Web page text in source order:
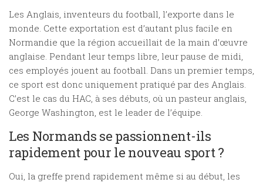
Les Anglais, inventeurs du football, l’exporte dans le
monde. Cette exportation est d’autant plus facile en
Normandie que la région accueillait de la main d’œuvre
anglaise. Pendant leur temps libre, leur pause de midi,
ces employés jouent au football. Dans un premier temps,
ce sport est donc uniquement pratiqué par des Anglais.
C’est le cas du HAC, à ses débuts, où un pasteur anglais,
George Washington, est le leader de l’équipe.
Les Normands se passionnent-ils
rapidement pour le nouveau sport ?
Oui, la greffe prend rapidement même si au début, les